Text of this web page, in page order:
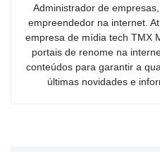
Administrador de
empreendedor na internet.
empresa de mídia tech TMX
portais de renome na
conteúdos para garantir a
últimas novidades e